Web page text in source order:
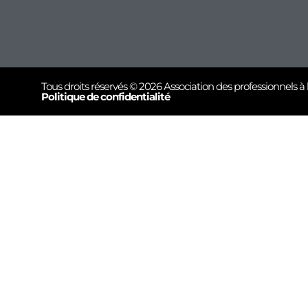
Tous droits réservés © 2026 Association des professionnels
Politique de confidentialité